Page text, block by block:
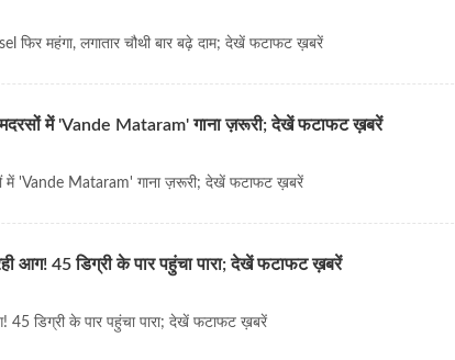
महंगा, लगातार चौथी बार बढ़े दाम; देखें फटाफट ख़बरें
में 'Vande Mataram' गाना ज़रूरी; देखें फटाफट ख़बरें
में 'Vande Mataram' गाना ज़रूरी; देखें फटाफट ख़बरें
आग! 45 डिग्री के पार पहुंचा पारा; देखें फटाफट ख़बरें
डिग्री के पार पहुंचा पारा; देखें फटाफट ख़बरें